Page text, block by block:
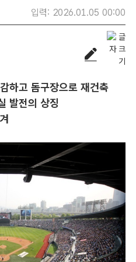
입력: 2026.01.05 00:00
하고 돔구장으로 재건축
발전의 상징